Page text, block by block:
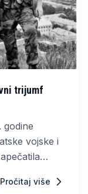
trijumf
godine
vojske i
Pročitaj više